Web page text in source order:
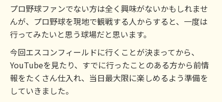
プロ野球ファンでない方は全く興味がないかもしれませ
んが、プロ野球を現地で観戦する人からすると、一度は
行ってみたいと思う球場だと思います。
今回エスコンフィールドに行くことが決まってから、
YouTubeを見たり、すでに行ったことのある方から前情
報をたくさん仕入れ、当日最大限に楽しめるよう準備を
していきました。